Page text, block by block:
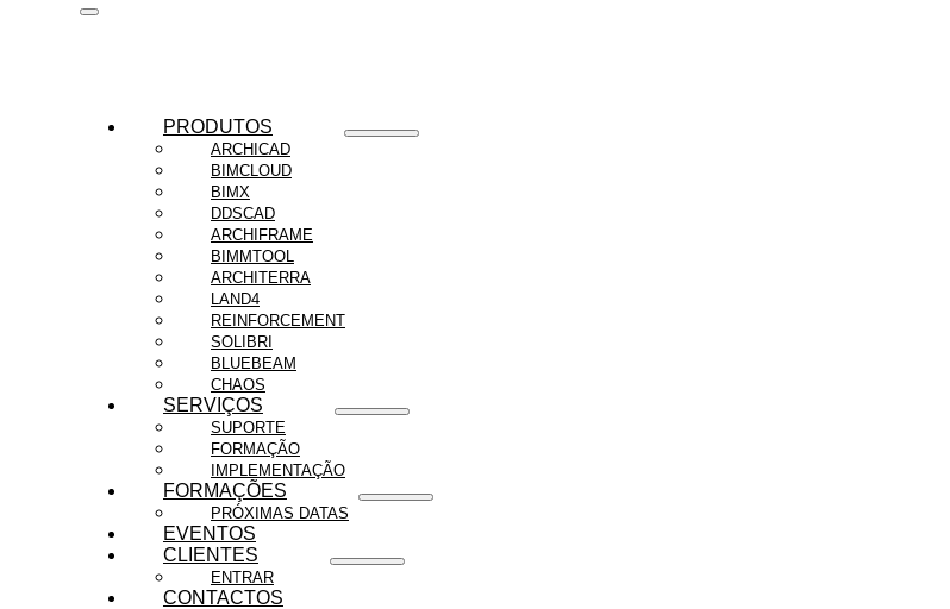
PRODUTOS
ARCHICAD
BIMCLOUD
BIMX
DDSCAD
ARCHIFRAME
BIMMTOOL
ARCHITERRA
LAND4
REINFORCEMENT
SOLIBRI
BLUEBEAM
CHAOS
SERVIÇOS
SUPORTE
FORMAÇÃO
IMPLEMENTAÇÃO
FORMAÇÕES
PRÓXIMAS DATAS
EVENTOS
CLIENTES
ENTRAR
CONTACTOS